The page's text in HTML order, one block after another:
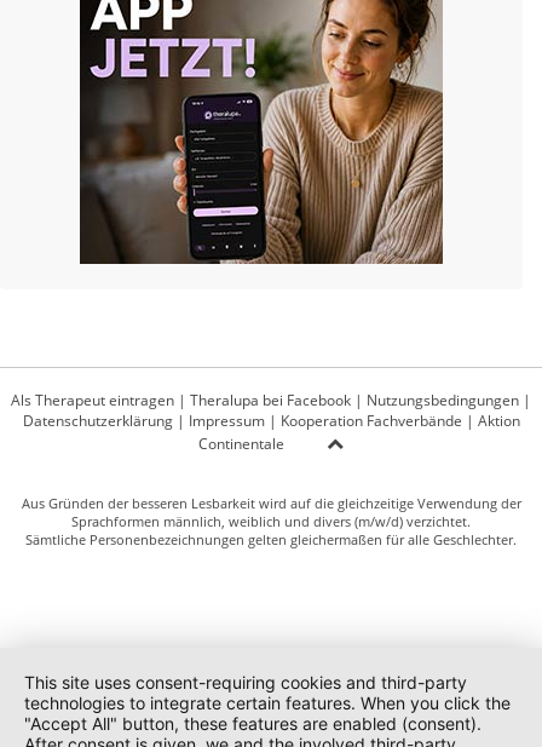
Als Therapeut eintragen | Theralupa bei Facebook | Nutzungsbedingungen |
Datenschutzerklärung| Impressum| Kooperation Fachverbände | Aktion
Continentale
Aus Gründen der besseren Lesbarkeit wird auf die gleichzeitige Verwendung der
Sprachformen männlich, weiblich und divers (m/w/d) verzichtet.
Sämtliche Personenbezeichnungen gelten gleichermaßen für alle Geschlechter.
This site uses consent-requiring cookies and third-party
technologies to integrate certain features. When you click the
"Accept All" button, these features are enabled (consent).